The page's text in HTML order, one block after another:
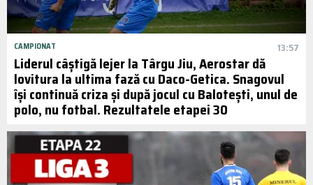
CAMPIONAT 13:57
Liderul câștigă lejer la Târgu Jiu, Aerostar dă
lovitura la ultima fază cu Daco-Getica. Snagovul
își continuă criza și după jocul cu Balotești, unul de
polo, nu fotbal. Rezultatele etapei 30